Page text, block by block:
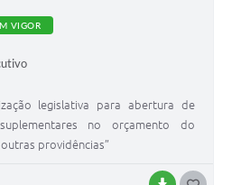
VIGOR
legislativa para abertura de
no orçamento do
providências”